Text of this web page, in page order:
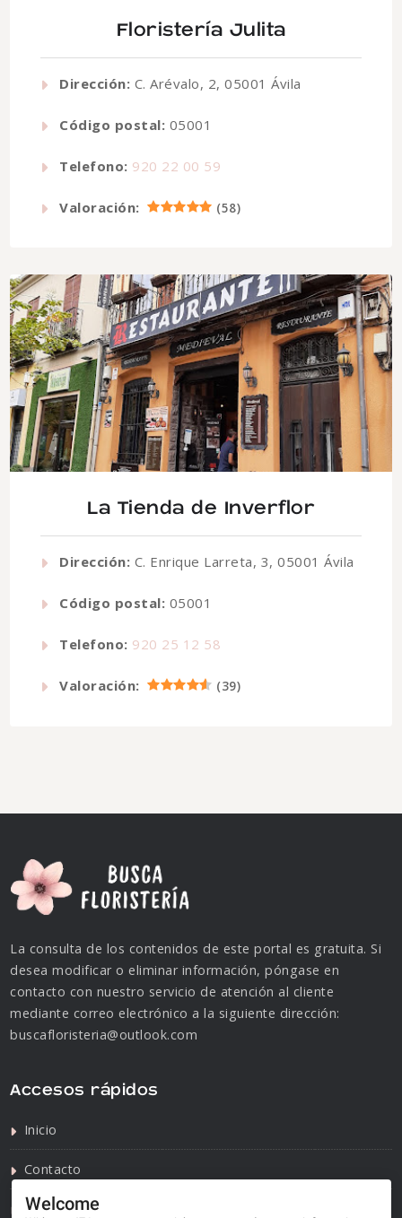
Floristería Julita
Dirección: C. Arévalo, 2, 05001 Ávila
Código postal: 05001
Telefono: 920 22 00 59
Valoración: (58)
La Tienda de Inverflor
Dirección: C. Enrique Larreta, 3, 05001 Ávila
Código postal: 05001
Telefono: 920 25 12 58
Valoración: (39)
La consulta de los contenidos de este portal es gratuita. Si
desea modificar o eliminar información, póngase en
contacto con nuestro servicio de atención al cliente
mediante correo electrónico a la siguiente dirección:
buscafloristeria@outlook.com
Accesos rápidos
Inicio
Contacto
Política de privacidad
Welcome